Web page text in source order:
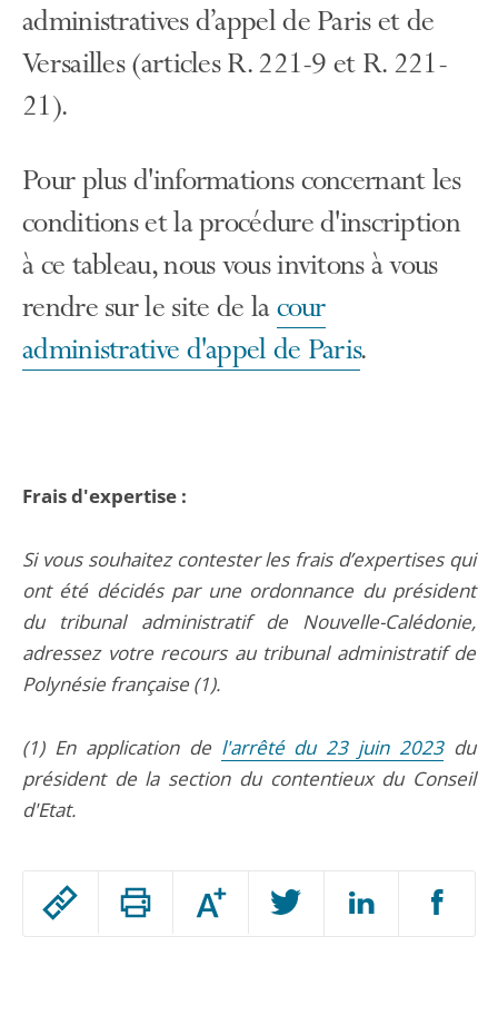
Passer
Augmenter
ou
administratives d’appel de Paris et de
Versailles (articles R. 221-9 et R. 221-
21).
Pour plus d'informations concernant les
conditions et la procédure d'inscription
à ce tableau, nous vous invitons à vous
rendre sur le site de la cour
administrative d'appel de Paris.
Frais d'expertise :
Si vous souhaitez contester les frais d’expertises qui
ont été décidés par une ordonnance du président
du tribunal administratif de Nouvelle-Calédonie,
adressez votre recours au tribunal administratif de
Polynésie française (1).
(1) En application de l'arrêté du 23 juin 2023du
président de la section du contentieux du Conseil
d'Etat.